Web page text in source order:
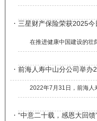
三星财产保险荣获2025
在推进健康中国建设的壮阔
前海人寿中山分公司举办
2022年7月31日，前海人寿
“中意二十载，感恩大回